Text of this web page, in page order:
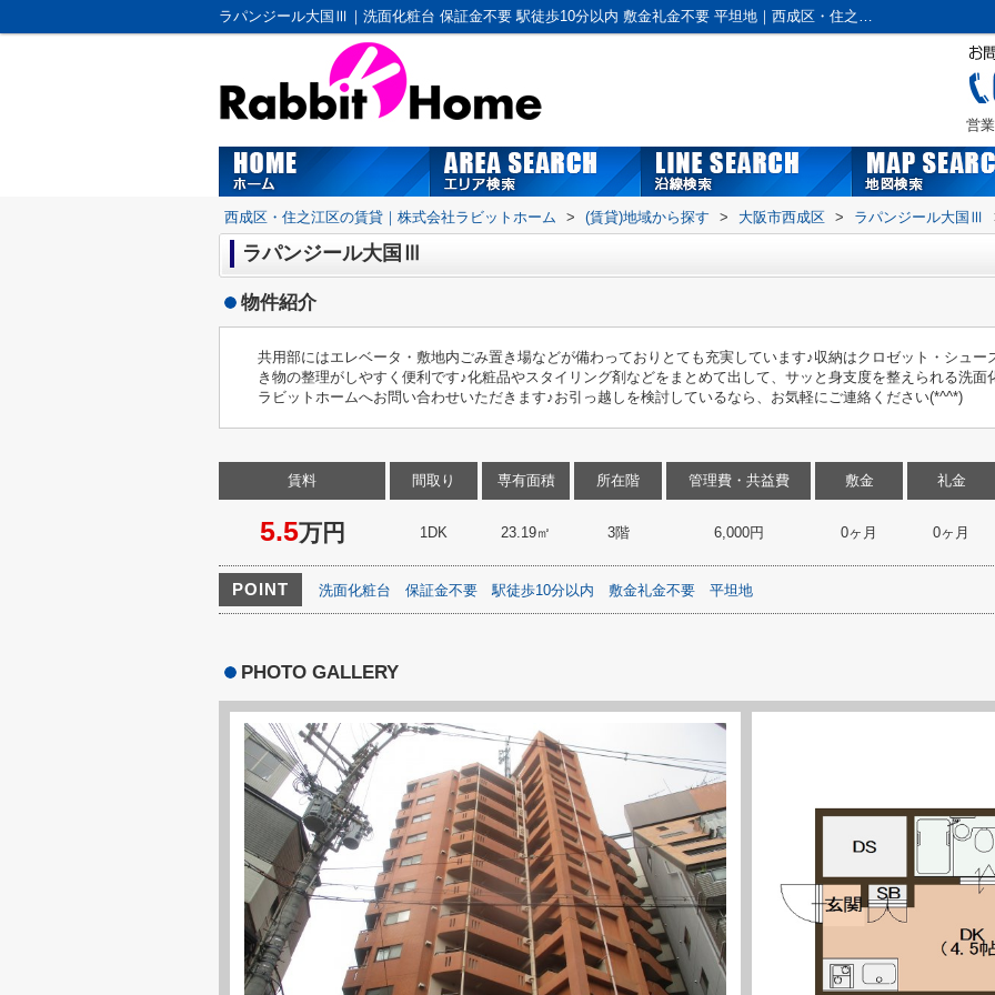
ラパンジール大国Ⅲ｜洗面化粧台 保証金不要 駅徒歩10分以内 敷金礼金不要 平坦地｜西成区・住之江区の賃貸｜株式会社ラビットホーム
営
西成区・住之江区の賃貸｜株式会社ラビットホーム > (賃貸)地域から探す > 大阪市西成区 > ラパンジール大国Ⅲ
ラパンジール大国Ⅲ
物件紹介
共用部にはエレベータ・敷地内ごみ置き場などが備わっておりとても充実しています♪収納はクロゼット・シュ
き物の整理がしやすく便利です♪化粧品やスタイリング剤などをまとめて出して、サッと身支度を整えられる洗面
ラビットホームへお問い合わせいただきます♪お引っ越しを検討しているなら、お気軽にご連絡ください(*^^*)
賃料
5.5万円
間取り
1DK
専有面積
23.19㎡
所在階
3階
管理費・共益費
6,000円
敷金
0ヶ月
礼金
0ヶ月
POINT 洗面化粧台 保証金不要 駅徒歩10分以内 敷金礼金不要 平坦地
PHOTO GALLERY